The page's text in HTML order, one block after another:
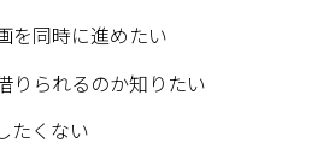
を同時に進めたい
りられるのか知りたい
たくない